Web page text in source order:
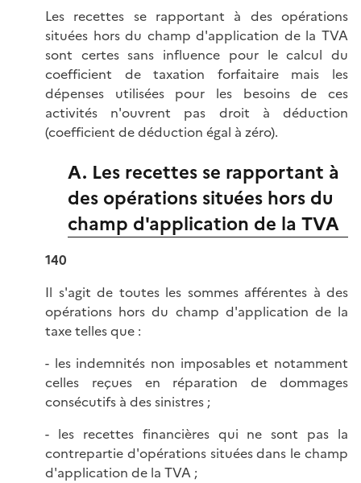
Les recettes se rapportant à des opérations
situées hors du champ d'application de la TVA
sont certes sans influence pour le calcul du
coefficient de taxation forfaitaire mais les
dépenses utilisées pour les besoins de ces
activités n'ouvrent pas droit à déduction
(coefficient de déduction égal à zéro).
A. Les recettes se rapportant à
des opérations situées hors du
champ d'application de la TVA
140
Il s'agit de toutes les sommes afférentes à des
opérations hors du champ d'application de la
taxe telles que :
- les indemnités non imposables et notamment
celles reçues en réparation de dommages
consécutifs à des sinistres ;
- les recettes financières qui ne sont pas la
contrepartie d'opérations situées dans le champ
d'application de la TVA ;